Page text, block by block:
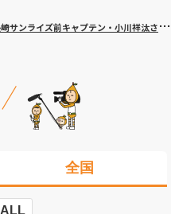
ライズ前キャプテン・小川祥汰さん追悼試合
全国
ALL